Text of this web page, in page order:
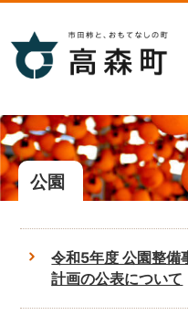
公園
令和5年度 公園整備
計画の公表について